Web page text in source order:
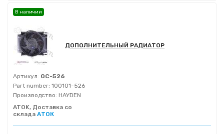
ДОПОЛНИТЕЛЬНЫЙ РАДИАТОР
Артикул: OC-526
Part number: 100101-526
Производство: HAYDEN
ATOK, Доставка со
склада АТОК
В наличии